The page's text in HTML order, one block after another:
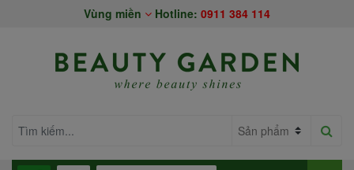
Vùng miền Hotline: 0911 384 114